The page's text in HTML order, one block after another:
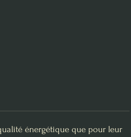
énergétique que pour leur